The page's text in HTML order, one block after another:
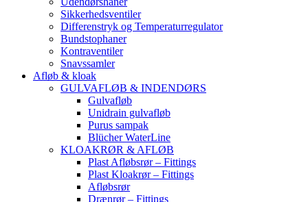
Sikkerhedsventiler
Differenstryk og Temperaturregulator
Bundstophaner
Kontraventiler
Snavssamler
Afløb & kloak
GULVAFLØB & INDENDØRS
Gulvafløb
Unidrain gulvafløb
Purus sampak
Blücher WaterLine
KLOAKRØR & AFLØB
Plast Afløbsrør – Fittings
Plast Kloakrør – Fittings
Afløbsrør
Drænrør – Fittings